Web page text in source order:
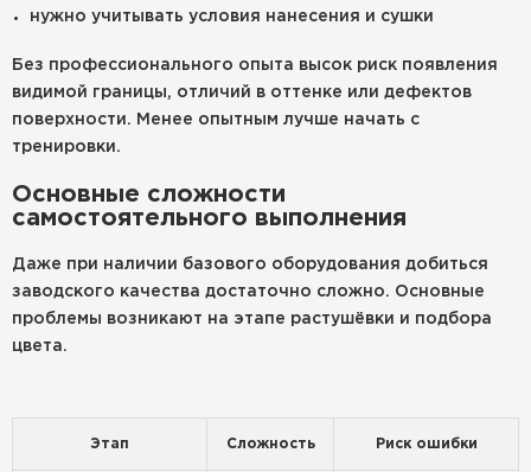
нужно учитывать условия нанесения и сушки
Без профессионального опыта высок риск появления
видимой границы, отличий в оттенке или дефектов
поверхности. Менее опытным лучше начать с
тренировки.
Основные сложности
самостоятельного выполнения
Даже при наличии базового оборудования добиться
заводского качества достаточно сложно. Основные
проблемы возникают на этапе растушёвки и подбора
цвета.
Этап Сложность Риск ошибки